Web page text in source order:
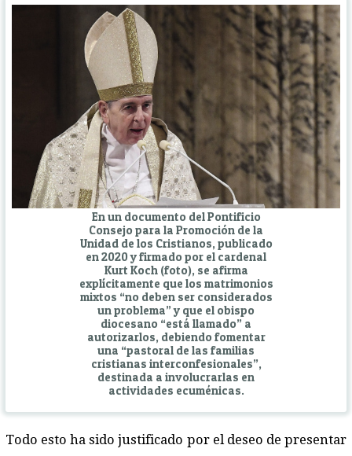
En un documento del Pontificio
Consejo para la Promoción de la
Unidad de los Cristianos, publicado
en 2020 y firmado por el cardenal
Kurt Koch (foto), se afirma
explícitamente que los matrimonios
mixtos “no deben ser considerados
un problema” y que el obispo
diocesano “está llamado” a
autorizarlos, debiendo fomentar
una “pastoral de las familias
cristianas interconfesionales”,
destinada a involucrarlas en
actividades ecuménicas.
Todo esto ha sido justificado por el deseo de presentar